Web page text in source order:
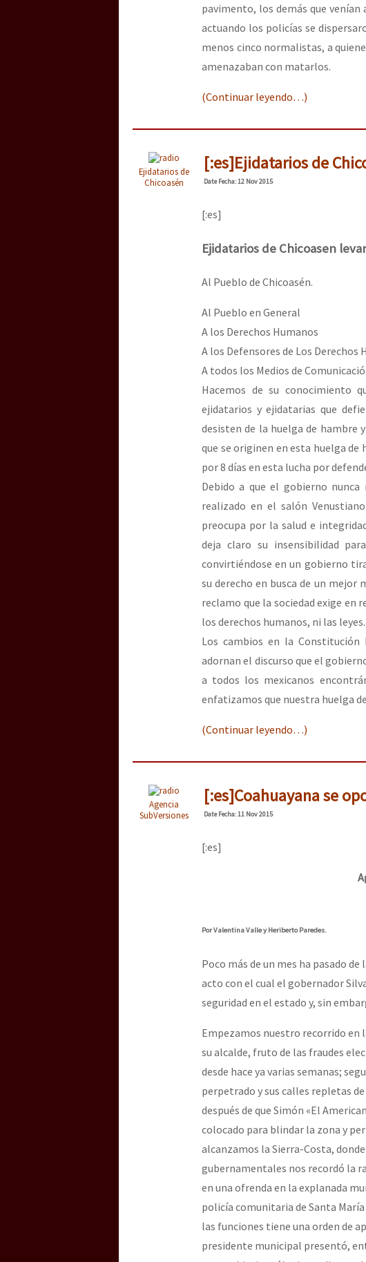
pavimento, los demás que
actuando los policías se
menos cinco normalistas, a
amenazaban con matarlos.
(Continuar leyendo…)
Ejidatarios de
Chicoasén
[:es]Ejidatarios de
DateFecha: 12 Nov 2015
[:es]
Ejidatarios de Chicoasen
Al Pueblo de Chicoasén.
Al Pueblo en General
A los Derechos Humanos
A los Defensores de Los Derechos
A todos los Medios de
Hacemos de su conocimiento
ejidatarios y ejidatarias que
desisten de la huelga de hambre
que se originen en esta huelga
por 8 días en esta lucha por
Debido a que el gobierno
realizado en el salón
preocupa por la salud e
deja claro su insensibilidad
convirtiéndose en un gobierno
su derecho en busca de un
reclamo que la sociedad exige en
los derechos humanos, ni las leyes.
Los cambios en la Constitución
adornan el discurso que el
a todos los mexicanos
enfatizamos que nuestra huelga
(Continuar leyendo…)
Agencia
SubVersiones
[:es]Coahuayana se
DateFecha: 11 Nov 2015
[:es]
Por Valentina Valle y Heriberto Paredes.
Poco más de un mes ha pasado
acto con el cual el gobernador
seguridad en el estado y, sin
Empezamos nuestro recorrido en
su alcalde, fruto de las fraudes
desde hace ya varias semanas;
perpetrado y sus calles repletas
después de que Simón «El
colocado para blindar la zona y
alcanzamos la Sierra-Costa,
gubernamentales nos recordó la
en una ofrenda en la explanada
policía comunitaria de Santa
las funciones tiene una orden de
presidente municipal presentó,